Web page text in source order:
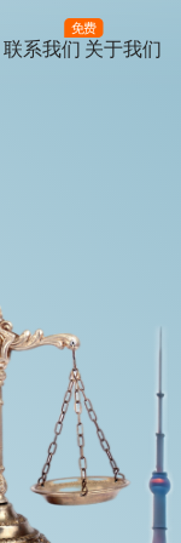
联系我们
免费
关于我们